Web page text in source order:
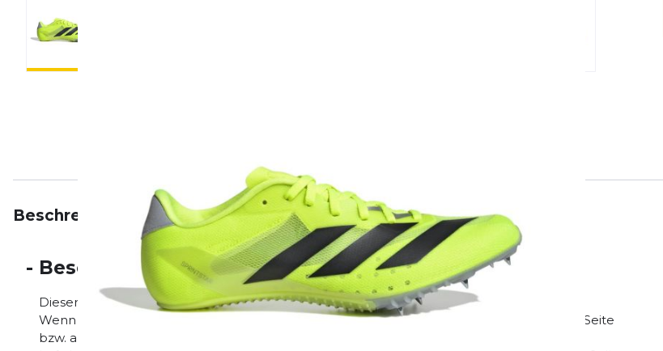
Beschreibung EigenschaftenBewertungen
- Beschreibung
Dieser vielseitige Spike-Schuh ist teilweise aus recycelten Materialien hergestellt.
Wenn es um Millisekunden geht, dann brauchst du diesen adidas Spike-Schuh an deiner Seite
bzw. an deinen Füßen. Durch das atmungsaktive Synthetik-Obermaterial ist für optimale